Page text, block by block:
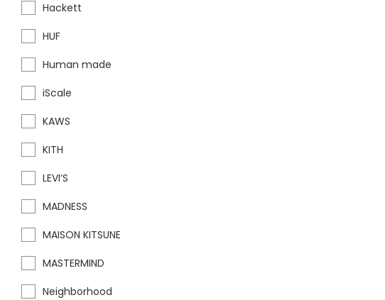
Hackett
HUF
Human made
iScale
KAWS
KITH
LEVI’S
MADNESS
MAISON KITSUNE
MASTERMIND
Neighborhood